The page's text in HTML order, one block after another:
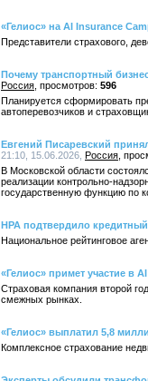
«Гелиос» на AI Insurance
Представители страхового,
Почему транспортный
Россия
596
Планируется сформировать
автоперевозчиков и
Евгений Писаревский
21:10, 15.06.2026, Россия
В Московской области
реализации контрольно-
государственную функцию по
НРА подтвердило
Национальное рейтинговое
«Гелиос» примет участие в
Страховая компания второй
смежных рынках.
«Гелиос» выплатил 5,8
Комплексное страхование